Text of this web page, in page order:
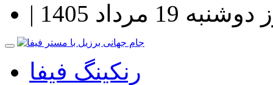
19 مرداد 1405
رنکینگ فیفا